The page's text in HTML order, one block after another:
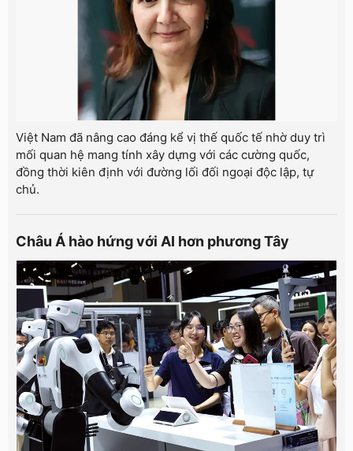
Việt Nam đã nâng cao đáng kể vị thế quốc tế nhờ duy trì
mối quan hệ mang tính xây dựng với các cường quốc,
đồng thời kiên định với đường lối đối ngoại độc lập, tự
chủ.
Châu Á hào hứng với AI hơn phương Tây